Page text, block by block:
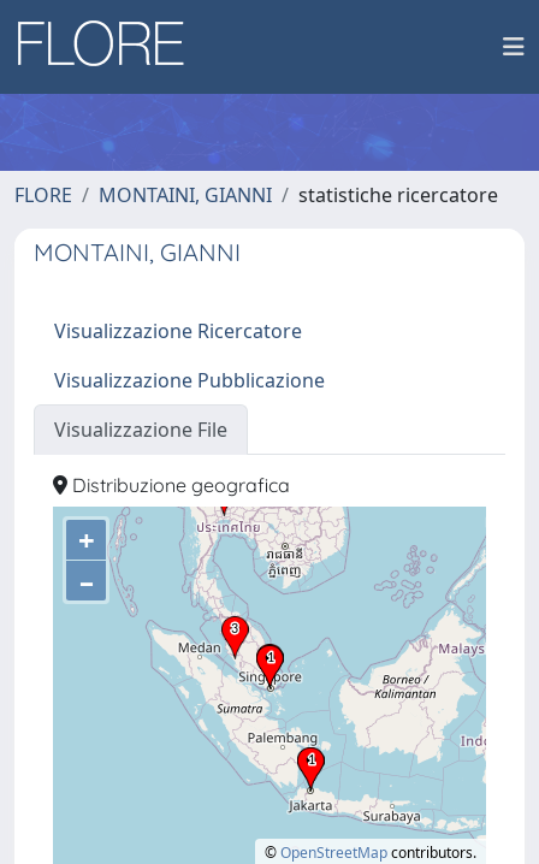
FLORE MONTAINI, GIANNI statistiche ricercatore
MONTAINI, GIANNI
Visualizzazione Ricercatore
Visualizzazione Pubblicazione
Visualizzazione File
Distribuzione geografica
+
–
©OpenStreetMapcontributors.